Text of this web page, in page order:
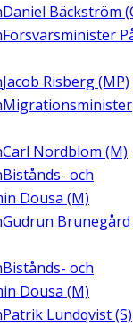
Daniel Bäckström
Försvarsminister
Jacob Risberg (MP)
Migrationsminister
Carl Nordblom (M)
Bistånds- och
Dousa (M)
Gudrun Brunegård
Bistånds- och
Dousa (M)
Patrik Lundqvist (S)